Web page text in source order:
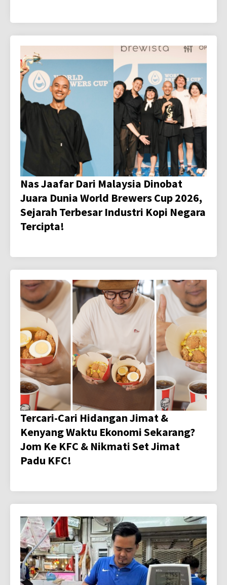
Nas Jaafar Dari Malaysia Dinobat
Juara Dunia World Brewers Cup 2026,
Sejarah Terbesar Industri Kopi Negara
Tercipta!
Tercari-Cari Hidangan Jimat &
Kenyang Waktu Ekonomi Sekarang?
Jom Ke KFC & Nikmati Set Jimat
Padu KFC!